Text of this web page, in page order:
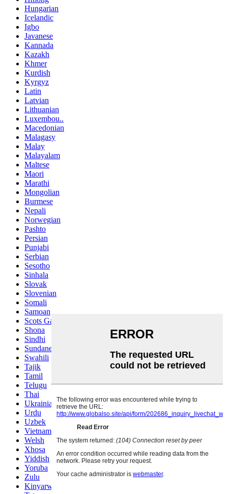
Hungarian
Icelandic
Igbo
Javanese
Kannada
Kazakh
Khmer
Kurdish
Kyrgyz
Latin
Latvian
Lithuanian
Luxembou..
Macedonian
Malagasy
Malay
Malayalam
Maltese
Maori
Marathi
Mongolian
Burmese
Nepali
Norwegian
Pashto
Persian
Punjabi
Serbian
Sesotho
Sinhala
Slovak
Slovenian
Somali
Samoan
Scots Gaelic
Shona
Sindhi
Sundanese
Swahili
Tajik
Tamil
Telugu
Thai
Ukrainian
Urdu
Uzbek
Vietnamese
Welsh
Xhosa
Yiddish
Yoruba
Zulu
Kinyarwanda